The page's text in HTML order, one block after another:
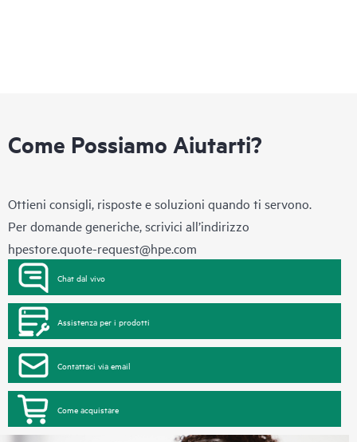
Come Possiamo Aiutarti?
Ottieni consigli, risposte e soluzioni quando ti servono.
Per domande generiche, scrivici all’indirizzo
hpestore.quote-request@hpe.com
Chat dal vivo
Assistenza per i prodotti
Contattaci via email
Come acquistare